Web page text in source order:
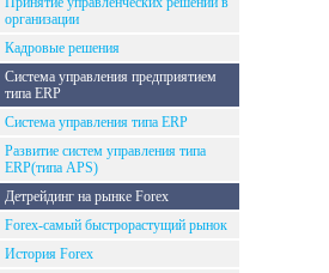
организации
Кадровые решения
Система управления предприятием
типа ERP
Система управления типа ERP
Развитие систем управления типа
ERP(типа APS)
Детрейдинг на рынке Forex
Forex-самый быстрорастущий рынок
История Forex